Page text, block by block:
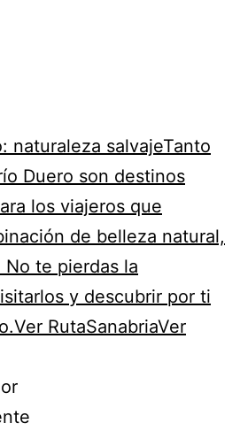
naturaleza salvajeTanto
Duero son destinos
los viajeros que
de belleza natural,
te pierdas la
y descubrir por ti
RutaSanabriaVer